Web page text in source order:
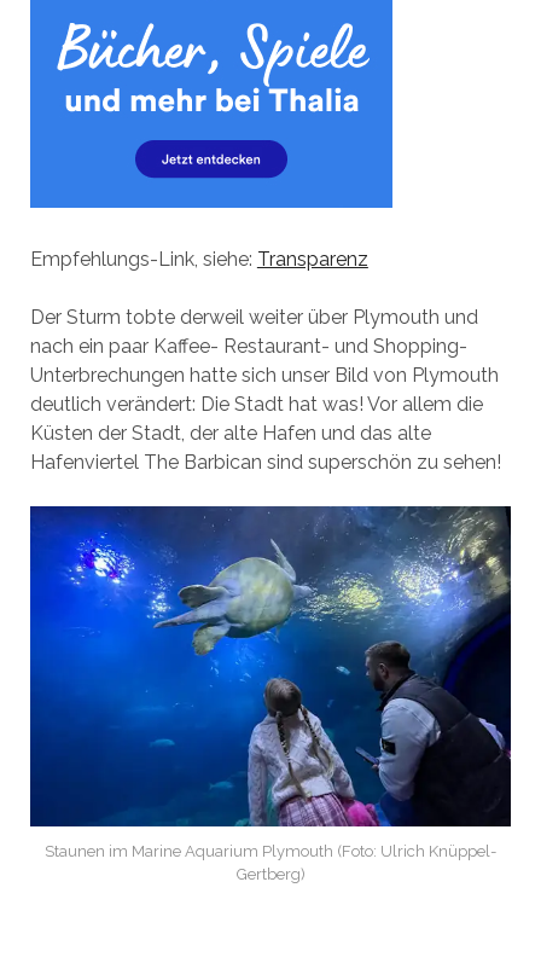
Empfehlungs-Link, siehe: Transparenz
Der Sturm tobte derweil weiter über Plymouth und
nach ein paar Kaffee- Restaurant- und Shopping-
Unterbrechungen hatte sich unser Bild von Plymouth
deutlich verändert: Die Stadt hat was! Vor allem die
Küsten der Stadt, der alte Hafen und das alte
Hafenviertel The Barbican sind superschön zu sehen!
Staunen im Marine Aquarium Plymouth (Foto: Ulrich Knüppel-
Gertberg)